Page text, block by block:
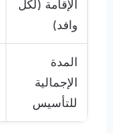
الإقامة (لكل
وافد)
المدة
الإجمالية
للتأسيس